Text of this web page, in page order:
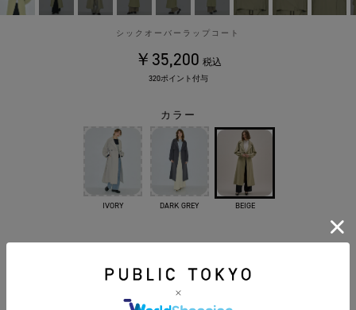
シックオーバーラップコート
￥35,200 税込
320ポイント付与
カラー
IVORY DARK GREY BEIGE
カートに入れる